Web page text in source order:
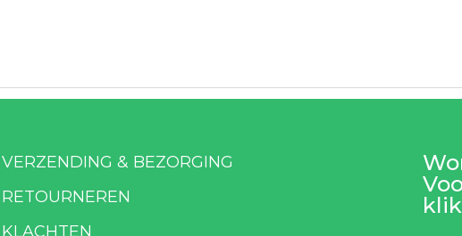
VERZENDING & BEZORGING
RETOURNEREN
KLACHTEN